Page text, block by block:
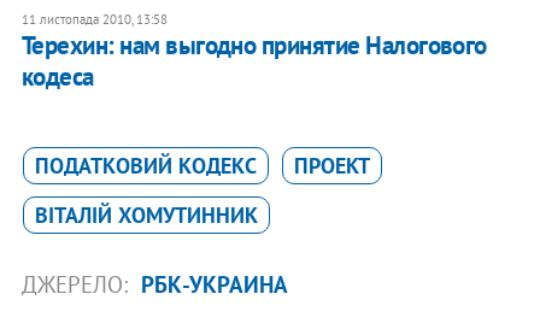
11 листопада 2010, 13:58
Терехин: нам выгодно принятие Налогового
кодеса
ПОДАТКОВИЙ КОДЕКС
ПРОЕКТ
ВІТАЛІЙ ХОМУТИННИК
ДЖЕРЕЛО: РБК-УКРАИНА